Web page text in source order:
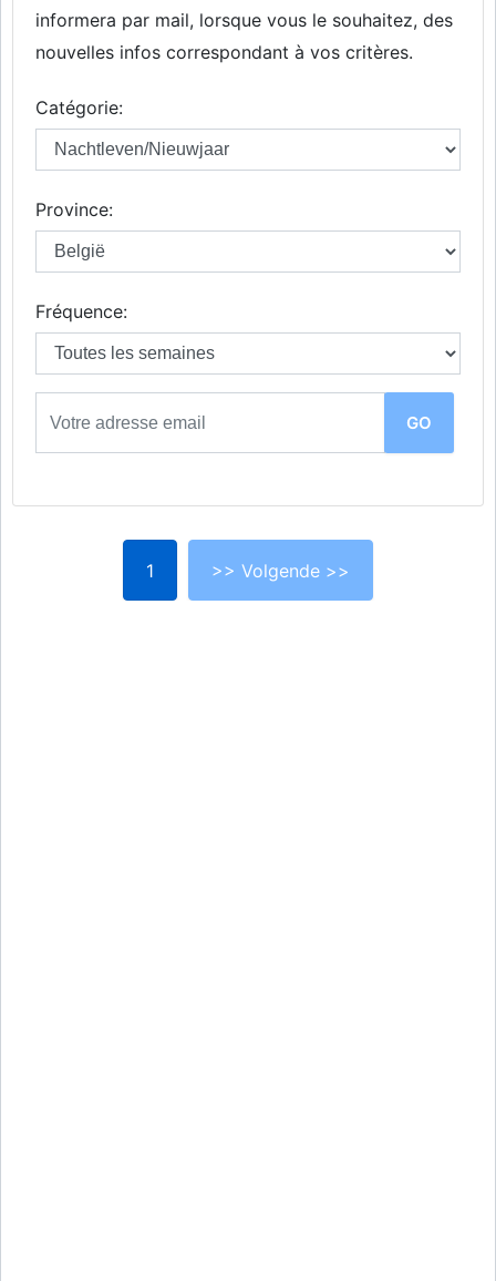
informera par mail, lorsque vous le souhaitez, des
nouvelles infos correspondant à vos critères.
Catégorie:
Province:
Fréquence:
1 >> Volgende >>